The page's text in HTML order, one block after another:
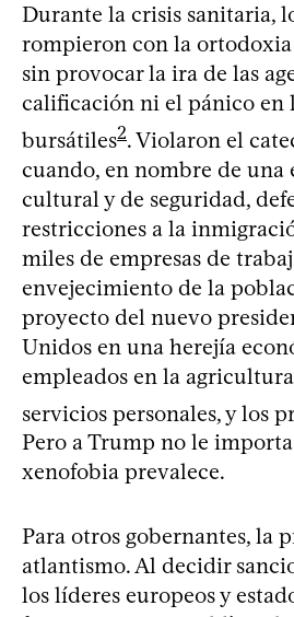
Durante la crisis sanitaria,
rompieron con la
sin provocar la ira de las
calificación ni el pánico en
bursátiles2. Violaron el
cuando, en nombre de una
cultural y de seguridad,
restricciones a la
miles de empresas de
envejecimiento de la
proyecto del nuevo
Unidos en una herejía
empleados en la
servicios personales, y los
Pero a Trump no le
xenofobia prevalece.
Para otros gobernantes, la
atlantismo. Al decidir
los líderes europeos y